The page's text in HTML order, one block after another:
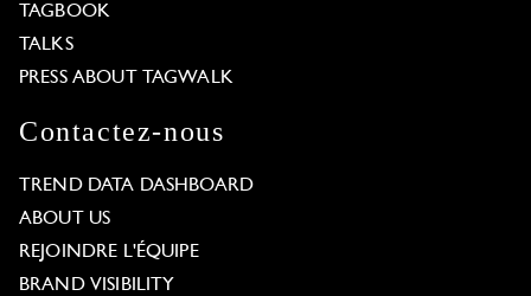
TAGBOOK
TALKS
PRESS ABOUT TAGWALK
Contactez-nous
TREND DATA DASHBOARD
ABOUT US
REJOINDRE L'ÉQUIPE
BRAND VISIBILITY